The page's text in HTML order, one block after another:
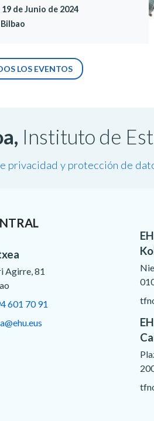
19 de Junio de 2024
Bilbao
LOS EVENTOS
Instituto de
privacidad y protección de
Agirre, 81
601 70 91